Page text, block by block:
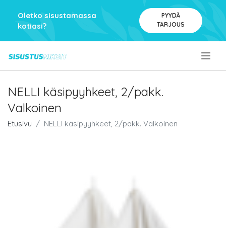
Oletko sisustamassa
kotiasi?
PYYDÄ
TARJOUS
NELLI käsipyyhkeet, 2/pakk.
Valkoinen
Etusivu NELLI käsipyyhkeet, 2/pakk. Valkoinen